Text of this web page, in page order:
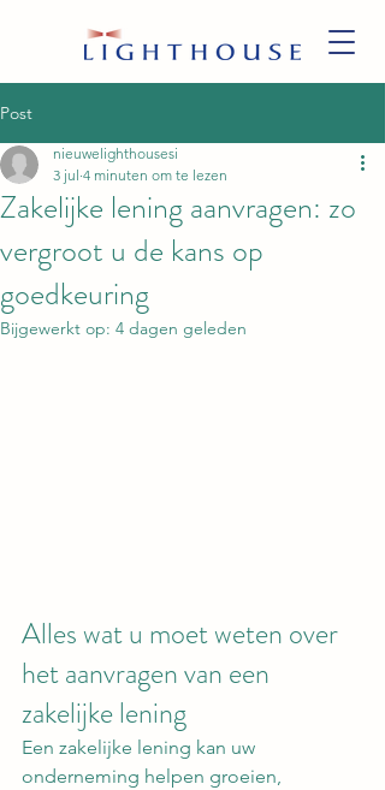
Post
Zakelijke lening aanvragen: zo
vergroot u de kans op
goedkeuring
nieuwelighthousesi
3 jul 4 minuten om te lezen
Bijgewerkt op: 4 dagen geleden
Alles wat u moet weten over
het aanvragen van een
zakelijke lening
Een zakelijke lening kan uw
onderneming helpen groeien,